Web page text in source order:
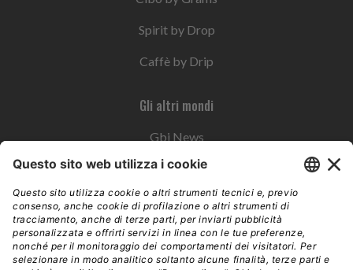
Spirit by Drop
Caffè by Drip
Gli altri mondi
Gbi News
Instoremag
Esplora il gruppo
Edra Edizioni